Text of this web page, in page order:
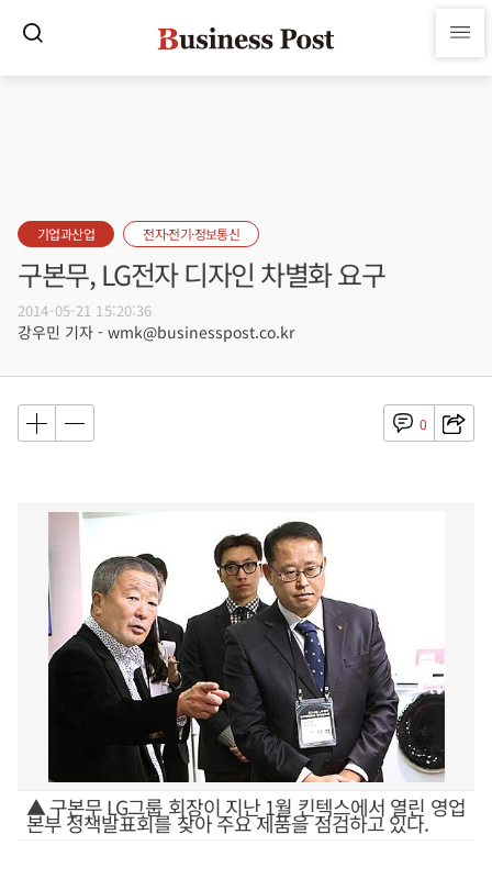
기업과산업 전자·전기·정보통신
구본무, LG전자 디자인 차별화 요구
2014-05-21 15:20:36
강우민 기자 - wmk@businesspost.co.kr
0
▲ 구본무 LG그룹 회장이 지난 1월 킨텍스에서 열린 영업
본부 정책발표회를 찾아 주요 제품을 점검하고 있다.